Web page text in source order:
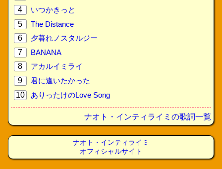
4
いつかきっと
5
The Distance
6
夕暮れノスタルジー
7
BANANA
8
アカルイミライ
9
君に逢いたかった
10
ありったけのLove Song
ナオト・インティライミの歌詞一覧
ナオト・インティライミ
オフィシャルサイト